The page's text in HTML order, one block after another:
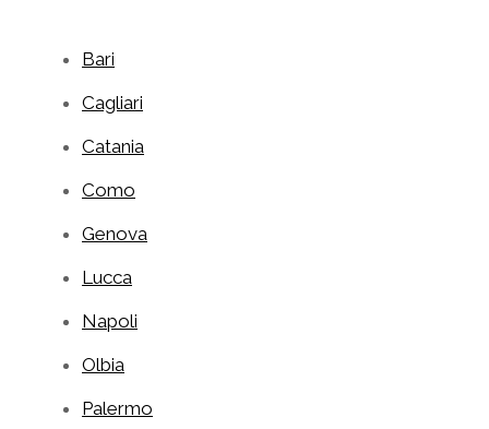
Bari
Cagliari
Catania
Como
Genova
Lucca
Napoli
Olbia
Palermo